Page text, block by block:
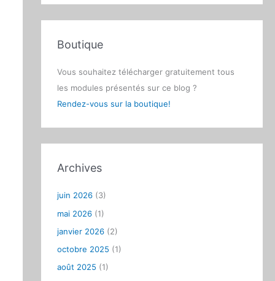
Boutique
Vous souhaitez télécharger gratuitement tous
les modules présentés sur ce blog ?
Rendez-vous sur la boutique!
Archives
juin 2026(3)
mai 2026(1)
janvier 2026(2)
octobre 2025 (1)
août 2025 (1)